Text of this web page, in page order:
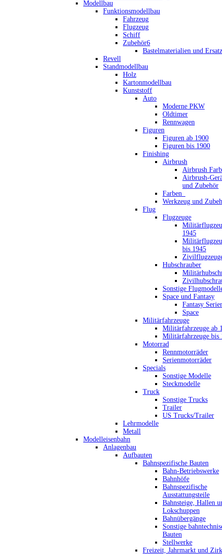
Modellbau
Funktionsmodellbau
Fahrzeug
Flugzeug
Schiff
Zubehör6
Bastelmaterialien und
Revell
Standmodellbau
Holz
Kartonmodellbau
Kunststoff
Auto
Moderne PKW
Oldtimer
Rennwagen
Figuren
Figuren ab 1900
Figuren bis 1900
Finishing
Airbrush
Airbrush
Airbrush-
und Zubehör
Farben_
Werkzeug und
Flug
Flugzeuge
1945
bis 1945
Hubschrauber
Sonstige
Space und Fantasy
Fantasy
Space
Militärfahrzeuge
Militärfahrzeuge ab
Militärfahrzeuge bis
Motorrad
Rennmotorräder
Serienmotorräder
Specials
Sonstige Modelle
Steckmodelle
Truck
Sonstige Trucks
Trailer
US Trucks/Trailer
Lehrmodelle
Metall
Modelleisenbahn
Anlagenbau
Aufbauten
Bahnspezifische Bauten
Bahn-Betriebswerke
Bahnhöfe
Bahnspezifische
Ausstattungsteile
Bahnsteige, Hallen
Lokschuppen
Bahnübergänge
Sonstige
Bauten
Stellwerke
Freizeit, Jahrmarkt und